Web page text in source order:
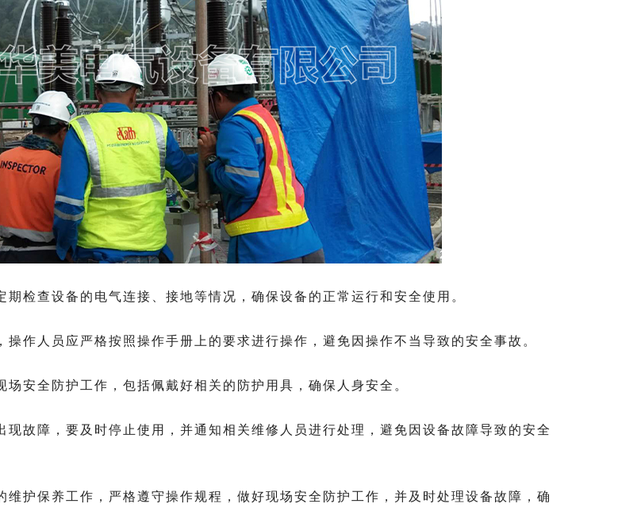
查设备的电气连接、接地等情况，确保设备的正常运行和安全使用。
人员应严格按照操作手册上的要求进行操作，避免因操作不当导致的安全事故。
全防护工作，包括佩戴好相关的防护用具，确保人身安全。
障，要及时停止使用，并通知相关维修人员进行处理，避免因设备故障导致的安全
保养工作，严格遵守操作规程，做好现场安全防护工作，并及时处理设备故障，确